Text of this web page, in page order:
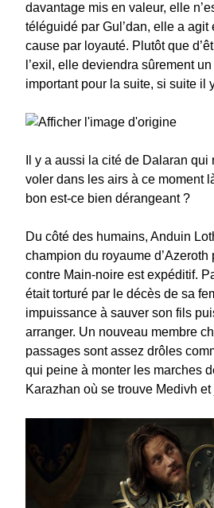
davantage mis en valeur, elle
téléguidé par Gul’dan, elle a
cause par loyauté. Plutôt que
l’exil, elle deviendra sûrement
important pour la suite, si suite il
Il y a aussi la cité de Dalaran qui
voler dans les airs à ce moment
bon est-ce bien dérangeant ?
Du côté des humains, Anduin
champion du royaume d’Azeroth
contre Main-noire est expéditif.
était torturé par le décès de sa
impuissance à sauver son fils
arranger. Un nouveau membre
passages sont assez drôles
qui peine à monter les marches
Karazhan où se trouve Medivh